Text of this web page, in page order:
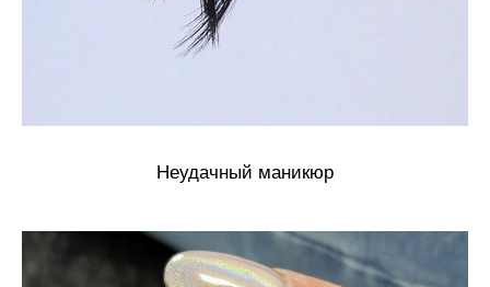
Неудачный маникюр